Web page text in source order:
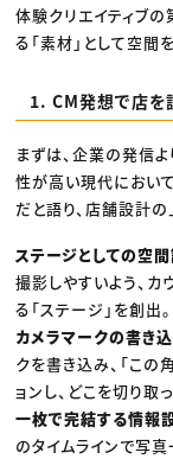
体験クリエイティブの
る「素材」として空間
1. CM発想で店を
まずは、企業の発信
性が高い現代におい
だと語り、店舗設計
ステージとしての空間
撮影しやすいよう、
る「ステージ」を創出。
カメラマークの書き込
クを書き込み、「こ
ョンし、どこを切り取
一枚で完結する情報
のタイムラインで写